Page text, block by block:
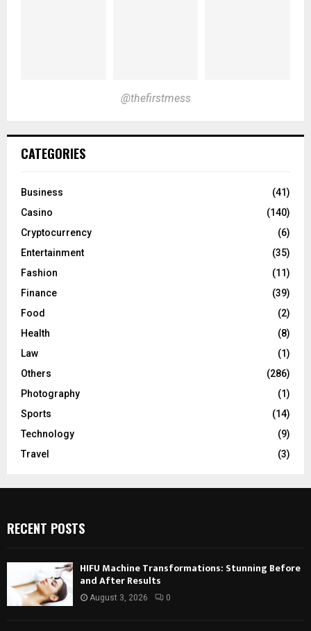
@thefirstmess
CATEGORIES
Business
(41)
Casino
(140)
Cryptocurrency
(6)
Entertainment
(35)
Fashion
(11)
Finance
(39)
Food
(2)
Health
(8)
Law
(1)
Others
(286)
Photography
(1)
Sports
(14)
Technology
(9)
Travel
(3)
RECENT POSTS
HIFU Machine Transformations: Stunning Before
and After Results
August 3, 2026 0